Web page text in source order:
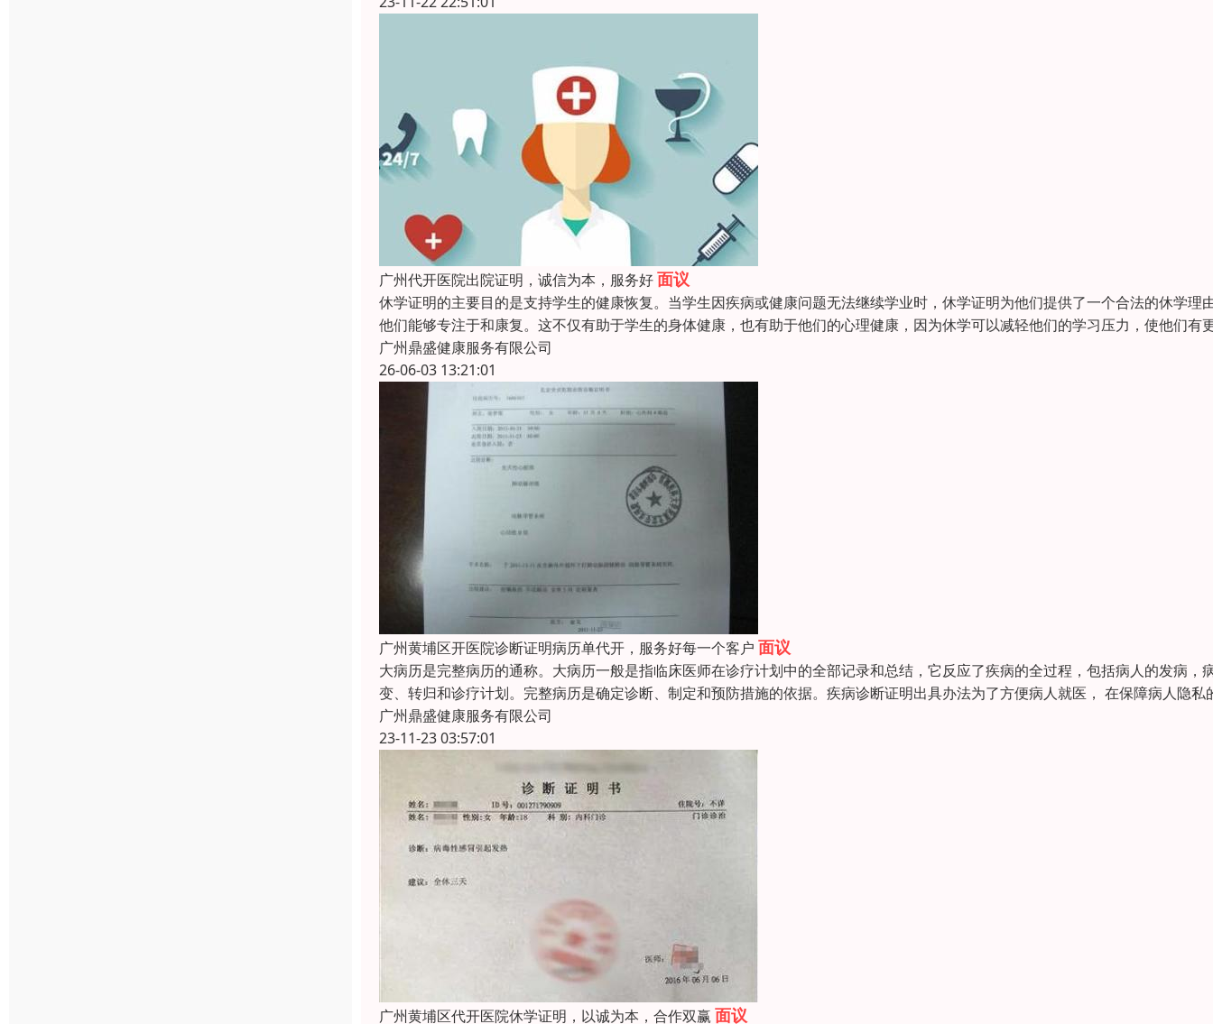
广州代开医院出院证明，诚信为本，服务好面议
休学证明的主要目的是支持学生的健康恢复。当学生因疾病或健康问题无法继续学业时，休学证明为他们提供了一个合法的休学理
他们能够专注于和康复。这不仅有助于学生的身体健康，也有助于他们的心理健康，因为休学可以减轻他们的学习压力，使他们有
广州鼎盛健康服务有限公司
26-06-03 13:21:01
广州黄埔区开医院诊断证明病历单代开，服务好每一个客户 面议
大病历是完整病历的通称。大病历一般是指临床医师在诊疗计划中的全部记录和总结，它反应了疾病的全过程，包括病人的发病，
变、转归和诊疗计划。完整病历是确定诊断、制定和预防措施的依据。疾病诊断证明出具办法为了方便病人就医， 在保障病人隐私
广州鼎盛健康服务有限公司
23-11-23 03:57:01
广州黄埔区代开医院休学证明，以诚为本，合作双赢面议